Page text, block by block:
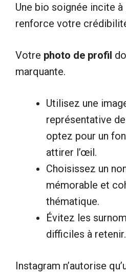
Une bio soignée incite
renforce votre
Votre photo de profil
marquante.
Utilisez une
représentative
optez pour un
attirer l’œil.
Choisissez un
mémorable et
thématique.
Évitez les
difficiles à retenir.
Instagram n’autorise